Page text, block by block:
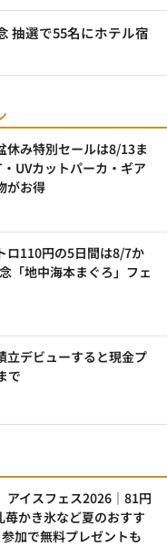
抽選で55名にホテル宿
休み特別セールは8/13ま
UVカットパーカ・ギア
がお得
ロ110円の5日間は8/7か
「地中海本まぐろ」フェ
立デビューすると現金プ
で
アイスフェス2026｜81円
苺かき氷など夏のおすす
加で無料プレゼントも